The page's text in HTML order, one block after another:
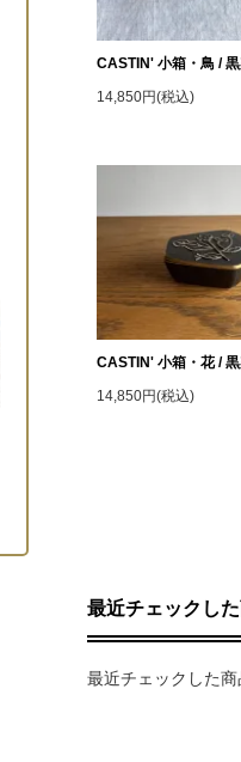
CASTIN' 小箱・鳥 /
14,850円(税込)
CASTIN' 小箱・花 /
14,850円(税込)
最近チェックし
最近チェックした商